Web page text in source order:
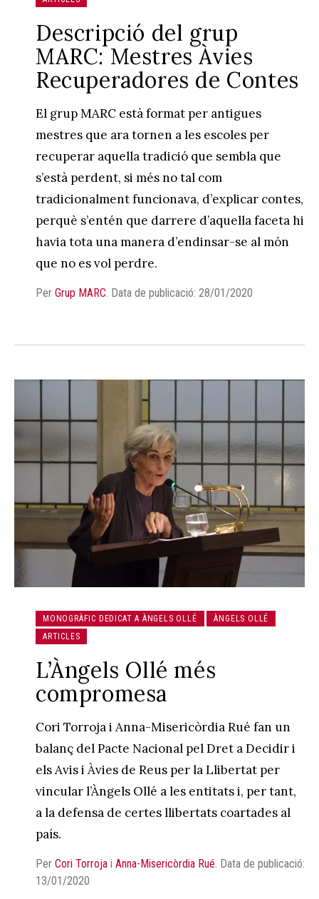
Descripció del grup
MARC: Mestres Àvies
Recuperadores de Contes
El grup MARC està format per antigues
mestres que ara tornen a les escoles per
recuperar aquella tradició que sembla que
s’està perdent, si més no tal com
tradicionalment funcionava, d’explicar contes,
perquè s’entén que darrere d’aquella faceta hi
havia tota una manera d’endinsar-se al món
que no es vol perdre.
Per Grup MARC Data de publicació: 28/01/2020
MONOGRÀFIC DEDICAT A ÀNGELS OLLÉ
ÀNGELS OLLÉ
ARTICLES
L’Àngels Ollé més
compromesa
Cori Torroja i Anna-Misericòrdia Rué fan un
balanç del Pacte Nacional pel Dret a Decidir i
els Avis i Àvies de Reus per la Llibertat per
vincular l’Àngels Ollé a les entitats i, per tant,
a la defensa de certes llibertats coartades al
país.
Per Cori Torroja i Anna-Misericòrdia Rué. Data de publicació:
13/01/2020